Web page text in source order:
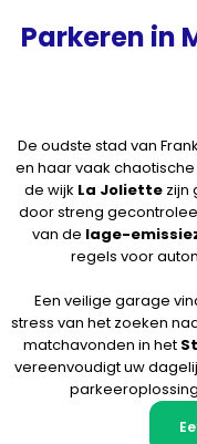
Parkeren in
De oudste stad van
en haar vaak
de wijk La Joliettezijn
door streng
van de lage-
regels voor
Een veilige garage
stress van het zoeken
matchavonden in het
vereenvoudigt uw